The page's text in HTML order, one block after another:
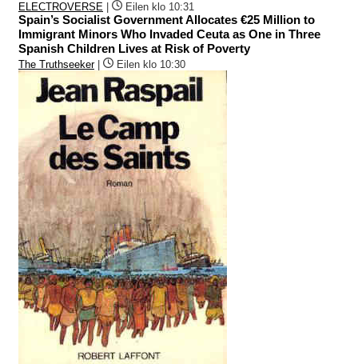
ELECTROVERSE Eilen klo 10:31
Spain’s Socialist Government Allocates €25 Million to
Immigrant Minors Who Invaded Ceuta as One in Three
Spanish Children Lives at Risk of Poverty
The Truthseeker| Eilen klo 10:30